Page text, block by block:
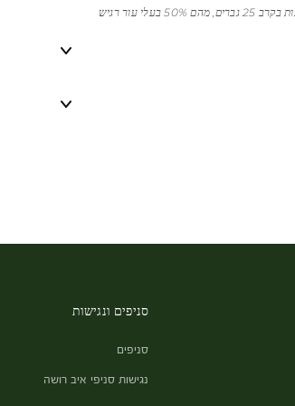
סניפים ונגישות
סניפים
נגישות סניפי איב רושה